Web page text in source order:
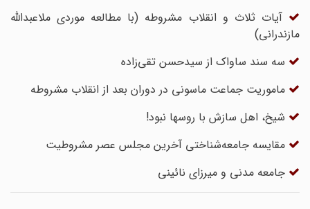
آیات ثلاث و انقلاب مشروطه (با مطالعه موردی ملاعبدالله
مازندرانی)
سه سند ساواک از سیدحسن تقی‌زاده
ماموریت جماعت ماسونی در دوران بعد از انقلاب مشروطه
شیخ، اهل سازش با روسها نبود!
مقایسه جامعه‌شناختی آخرین مجلس عصر مشروطیت
جامعه مدنى و میرزاى نائینى